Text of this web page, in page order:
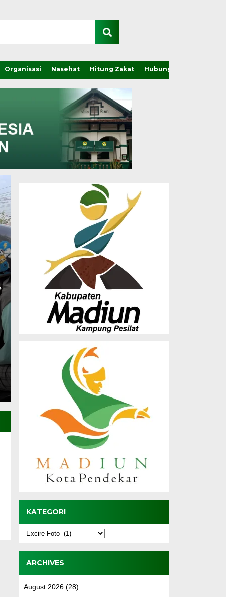
Organisasi Nasehat Hitung Zakat Hubungi Kami
Musda X LDII
Dorong Sinergi
Pembangunan SDM
Saturday, 27 Dec 2025 - 23:25 WIB
(MADIUN) – Dewan Pimpinan Daerah (DPD)
Madiun sukses menghelat Musyawarah…
KATEGORI
Kategori
ARCHIVES
August 2026(28)